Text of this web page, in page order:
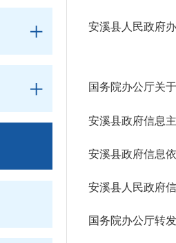
安溪县人民政府
国务院办公厅关
安溪县政府信息
安溪县政府信息
安溪县人民政府
国务院办公厅转